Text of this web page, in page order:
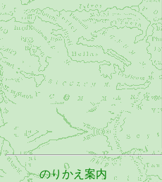
のりかえ案内